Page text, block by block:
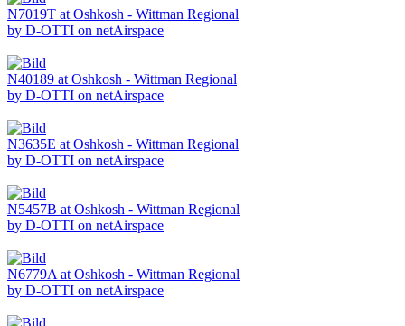
N7019T at Oshkosh - Wittman Regional
by D-OTTI on netAirspace
N40189 at Oshkosh - Wittman Regional
by D-OTTI on netAirspace
N3635E at Oshkosh - Wittman Regional
by D-OTTI on netAirspace
N5457B at Oshkosh - Wittman Regional
by D-OTTI on netAirspace
N6779A at Oshkosh - Wittman Regional
by D-OTTI on netAirspace